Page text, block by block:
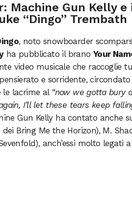
Machine Gun Kelly
“Dingo” Trembath
, noto snowboarder
ha pubblicato il brano Your
video musicale che raccoglie
e sorridente,
le lacrime al “now we gotta bury
I’ll let these tears keep
Gun Kelly ha contato anche
Bring Me the Horizon), M.
anch’essi molto legati